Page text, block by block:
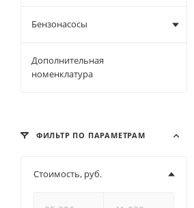
Бензонасосы
Дополнительная
номенклатура
ФИЛЬТР ПО ПАРАМЕТРАМ
Стоимость, руб.